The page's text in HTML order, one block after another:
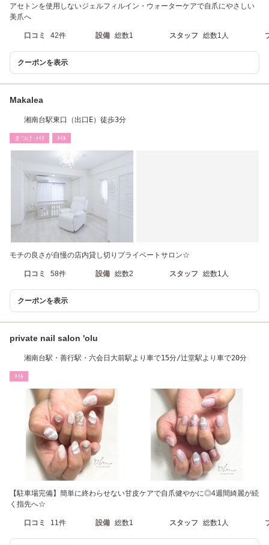
アセトンを使用しないジェルフィルイン・ウォーターケアで自爪にやさしい
美爪へ
口コミ 42件 設備 総数1 スタッフ 総数1人
クーポンを表示
Makalea
湘南台駅東口（出口E）徒歩3分
まつげ･ﾒｲｸ ﾈｲﾙ
モチの良さが自慢の店内貸し切りプライベートサロン☆
口コミ 58件 設備 総数2 スタッフ 総数1人
クーポンを表示
private nail salon 'olu
湘南台駅・善行駅・六会日大前駅より車で15分/辻堂駅より車で20分
ﾈｲﾙ
【駐車場完備】簡単に終わらせない甘皮ケアで自爪健やかに◎4週間綺麗が続
く指先へ☆
口コミ 11件 設備 総数1 スタッフ 総数1人